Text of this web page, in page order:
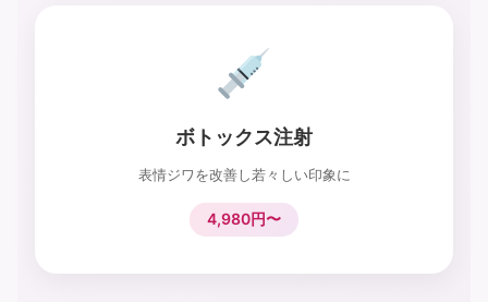
ボトックス注射
表情ジワを改善し若々しい印象に
4,980円〜